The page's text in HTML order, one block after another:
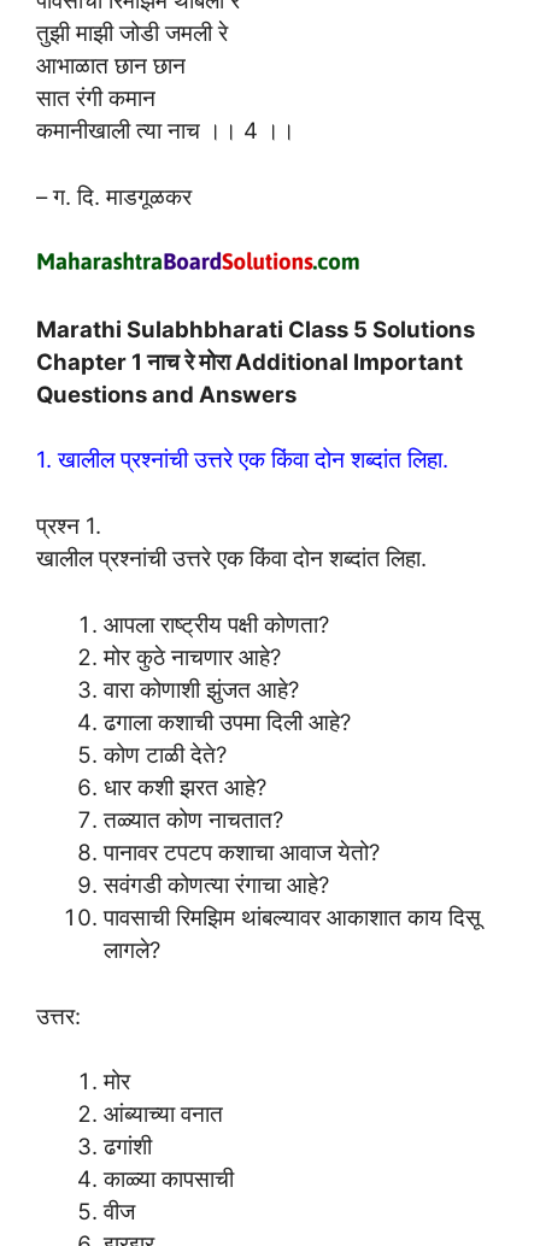
तुझी माझी जोडी जमली रे
आभाळात छान छान
सात रंगी कमान
कमानीखाली त्या नाच ।। 4 ।।
– ग. दि. माडगूळकर
Marathi Sulabhbharati Class 5 Solutions
Chapter 1 नाच रे मोरा Additional Important
Questions and Answers
1. खालील प्रश्नांची उत्तरे एक किंवा दोन शब्दांत लिहा.
प्रश्न 1.
खालील प्रश्नांची उत्तरे एक किंवा दोन शब्दांत लिहा.
आपला राष्ट्रीय पक्षी कोणता?
मोर कुठे नाचणार आहे?
वारा कोणाशी झुंजत आहे?
ढगाला कशाची उपमा दिली आहे?
कोण टाळी देते?
धार कशी झरत आहे?
तळ्यात कोण नाचतात?
पानावर टपटप कशाचा आवाज येतो?
सवंगडी कोणत्या रंगाचा आहे?
पावसाची रिमझिम थांबल्यावर आकाशात काय दिसू
लागले?
उत्तर:
मोर
आंब्याच्या वनात
ढगांशी
काळ्या कापसाची
वीज